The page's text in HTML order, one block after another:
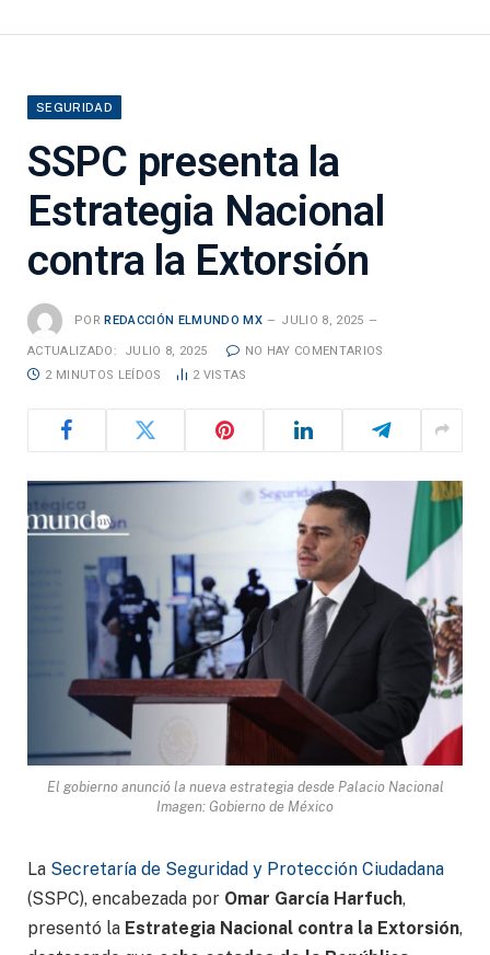
SEGURIDAD
SSPC presenta la
Estrategia Nacional
contra la Extorsión
POR REDACCIÓN ELMUNDO MX JULIO 8, 2025
ACTUALIZADO: JULIO 8, 2025
NO HAY COMENTARIOS
2 MINUTOS LEÍDOS
2 VISTAS
El gobierno anunció la nueva estrategia desde Palacio Nacional
Imagen: Gobierno de México
La Secretaría de Seguridad y Protección Ciudadana
(SSPC), encabezada por Omar García Harfuch,
presentó la Estrategia Nacional contra la Extorsión,